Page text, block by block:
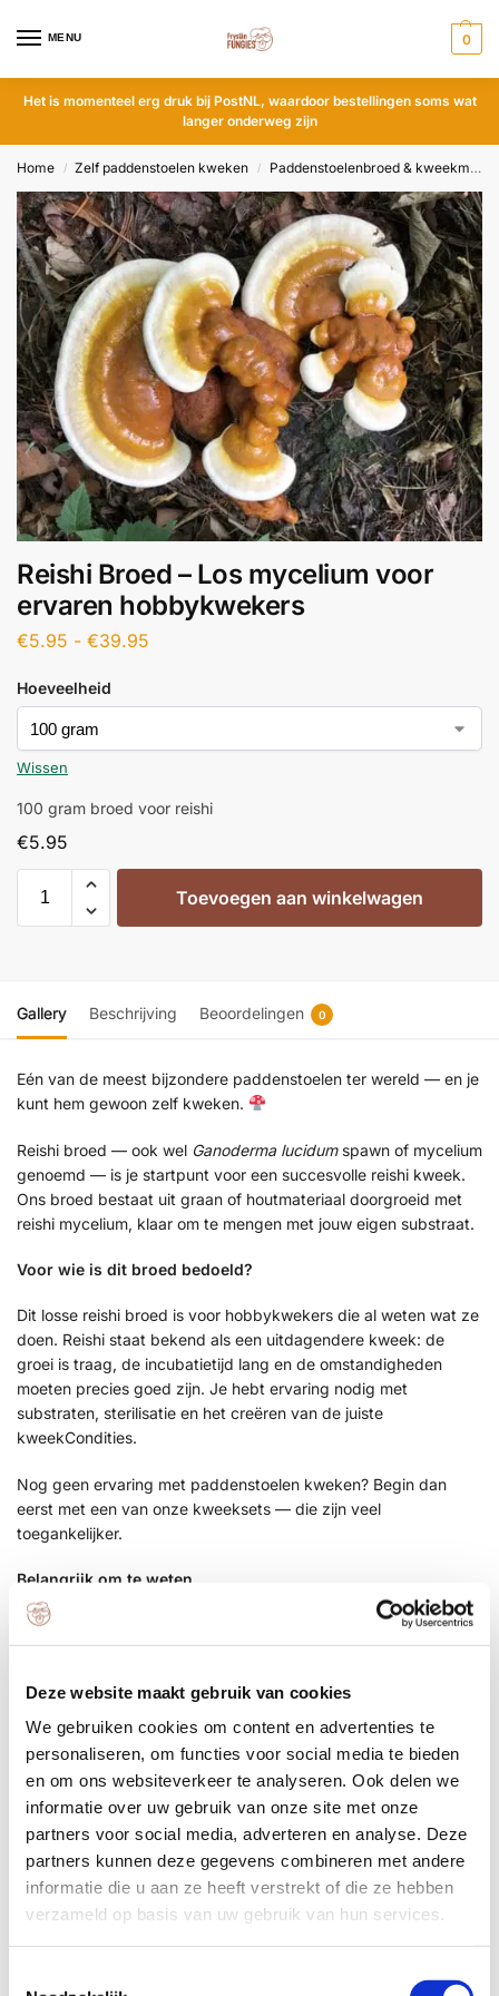
Deze website maakt gebruik van cookies
We gebruiken cookies om content en advertenties te
personaliseren, om functies voor social media te bieden
en om ons websiteverkeer te analyseren. Ook delen we
informatie over uw gebruik van onze site met onze
partners voor social media, adverteren en analyse. Deze
partners kunnen deze gegevens combineren met andere
informatie die u aan ze heeft verstrekt of die ze hebben
verzameld op basis van uw gebruik van hun services.
MENU 0
Het is momenteel erg druk bij PostNL, waardoor bestellingen soms wat
langer onderweg zijn
Home / Zelf paddenstoelen kweken / Paddenstoelenbroed & kweekmateriaal
Reishi Broed – Los mycelium voor
ervaren hobbykwekers
€5.95 - €39.95
Hoeveelheid
Wissen
100 gram broed voor reishi
€5.95
Toevoegen aan winkelwagen
Gallery Beschrijving Beoordelingen 0
Eén van de meest bijzondere paddenstoelen ter wereld — en je
kunt hem gewoon zelf kweken.
Reishi broed — ook wel Ganoderma lucidumspawn of mycelium
genoemd — is je startpunt voor een succesvolle reishi kweek.
Ons broed bestaat uit graan of houtmateriaal doorgroeid met
reishi mycelium, klaar om te mengen met jouw eigen substraat.
Voor wie is dit broed bedoeld?
Dit losse reishi broed is voor hobbykwekers die al weten wat ze
doen. Reishi staat bekend als een uitdagendere kweek: de
groei is traag, de incubatietijd lang en de omstandigheden
moeten precies goed zijn. Je hebt ervaring nodig met
substraten, sterilisatie en het creëren van de juiste
kweekCondities.
Nog geen ervaring met paddenstoelen kweken? Begin dan
eerst met een van onze kweeksets — die zijn veel
toegankelijker.
Belangrijk om te weten
Niet geschikt voor onze kweeksets of growkits op
koffiedik
Puur los broed, voor wie weet wat ie doet
Vers en kwalitatief mycelium
Wat is reishi broed precies?
Broed is het startmateriaal voor het kweken van paddenstoelen
— vergelijkbaar met zaaigoed voor groenten. Het mycelium
groeit vanuit het broed langzaam door je substraat heen. Reishi
heeft meer tijd en geduld nodig dan de meeste andere soorten:
rekening houden met een incubatietijd van meerdere maanden
) groeit van nature op hardhouten